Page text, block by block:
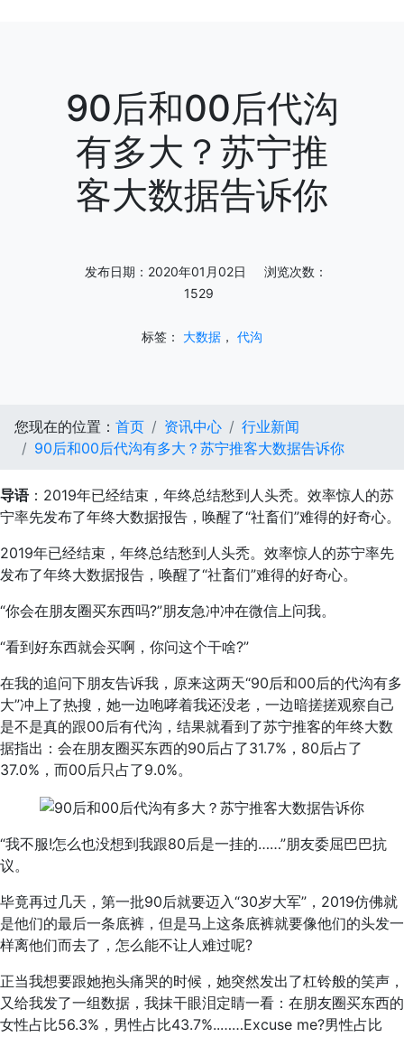
90后和00后代沟
有多大？苏宁推
客大数据告诉你
发布日期：2020年01月02日 浏览次数：
1529
标签： 大数据 ， 代沟
您现在的位置： 首页 资讯中心
行业新闻
90后和00后代沟有多大？苏宁推客大数据告诉你
导语：2019年已经结束，年终总结愁到人头秃。效率惊人的苏
宁率先发布了年终大数据报告，唤醒了“社畜们”难得的好奇心。
2019年已经结束，年终总结愁到人头秃。效率惊人的苏宁率先
发布了年终大数据报告，唤醒了“社畜们”难得的好奇心。
“你会在朋友圈买东西吗?”朋友急冲冲在微信上问我。
“看到好东西就会买啊，你问这个干啥?”
在我的追问下朋友告诉我，原来这两天“90后和00后的代沟有多
大”冲上了热搜，她一边咆哮着我还没老，一边暗搓搓观察自己
是不是真的跟00后有代沟，结果就看到了苏宁推客的年终大数
据指出：会在朋友圈买东西的90后占了31.7%，80后占了
37.0%，而00后只占了9.0%。
“我不服!怎么也没想到我跟80后是一挂的……”朋友委屈巴巴抗
议。
毕竟再过几天，第一批90后就要迈入“30岁大军”，2019仿佛就
是他们的最后一条底裤，但是马上这条底裤就要像他们的头发一
样离他们而去了，怎么能不让人难过呢?
正当我想要跟她抱头痛哭的时候，她突然发出了杠铃般的笑声，
又给我发了一组数据，我抹干眼泪定睛一看：在朋友圈买东西的
女性占比56.3%，男性占比43.7%..……Excuse me?男性占比